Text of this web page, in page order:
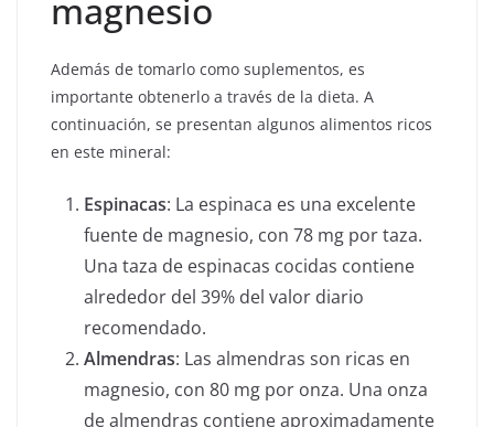
magnesio
Además de tomarlo como suplementos, es
importante obtenerlo a través de la dieta. A
continuación, se presentan algunos alimentos ricos
en este mineral:
Espinacas: La espinaca es una excelente
fuente de magnesio, con 78 mg por taza.
Una taza de espinacas cocidas contiene
alrededor del 39% del valor diario
recomendado.
Almendras: Las almendras son ricas en
magnesio, con 80 mg por onza. Una onza
de almendras contiene aproximadamente